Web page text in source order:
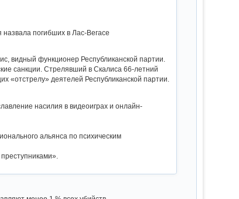
погибших в Лас-Вегасе
видный функционер Республиканской партии.
санкции. Стрелявший в Скалиса 66-летний
деятелей Республиканской партии.
насилия в видеоиграх и онлайн-
альянса по психическим